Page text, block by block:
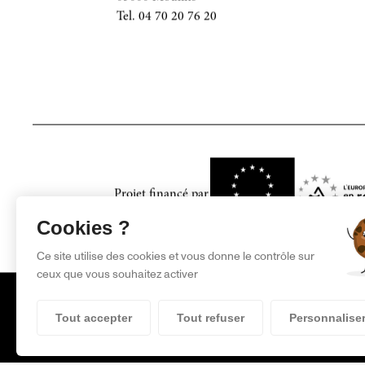
Tel. 04 70 20 76 20
Projet financé par
Cookies ?
Ce site utilise des cookies et vous donne le contrôle sur
ceux que vous souhaitez activer
Tout accepter Tout refuser Personnaliser